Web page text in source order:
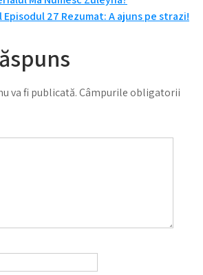
27 Rezumat: A ajuns pe strazi!
va fi publicată.Câmpurile obligatorii